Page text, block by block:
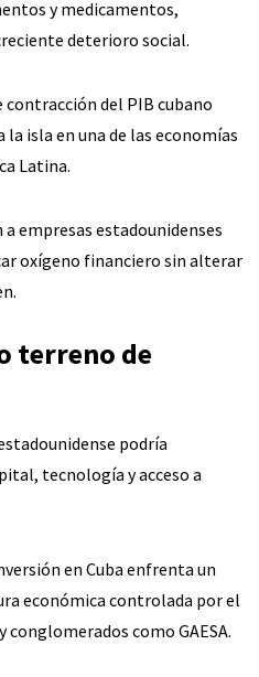
y medicamentos,
deterioro social.
contracción del PIB cubano
isla en una de las economías
Latina.
empresas estadounidenses
oxígeno financiero sin alterar
terreno de
podría
tecnología y acceso a
en Cuba enfrenta un
económica controlada por el
conglomerados como GAESA.